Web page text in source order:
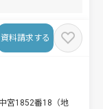
資料請求する
宮1852番18（地